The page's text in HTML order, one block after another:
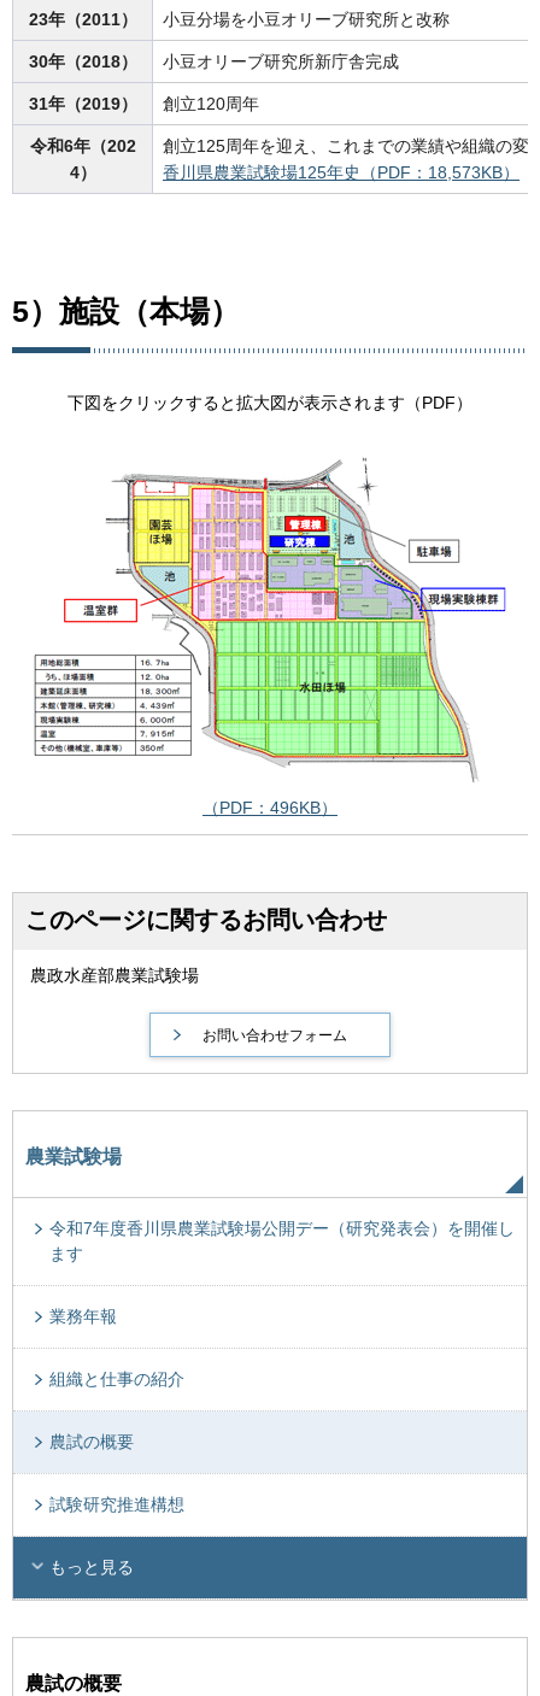
23年（2011） 小豆分場を小豆オリーブ研究所と改称
30年（2018） 小豆オリーブ研究所新庁舎完成
31年（2019） 創立120周年
令和6年（202
4）
創立125周年を迎え、これまでの業績や組織の変
香川県農業試験場125年史（PDF：18,573KB）
5）施設（本場）
下図をクリックすると拡大図が表示されます（PDF）
（PDF：496KB）
このページに関するお問い合わせ
農政水産部農業試験場
農業試験場
令和7年度香川県農業試験場公開デー（研究発表会）を開催し
ます
業務年報
組織と仕事の紹介
農試の概要
試験研究推進構想
もっと見る
農試の概要